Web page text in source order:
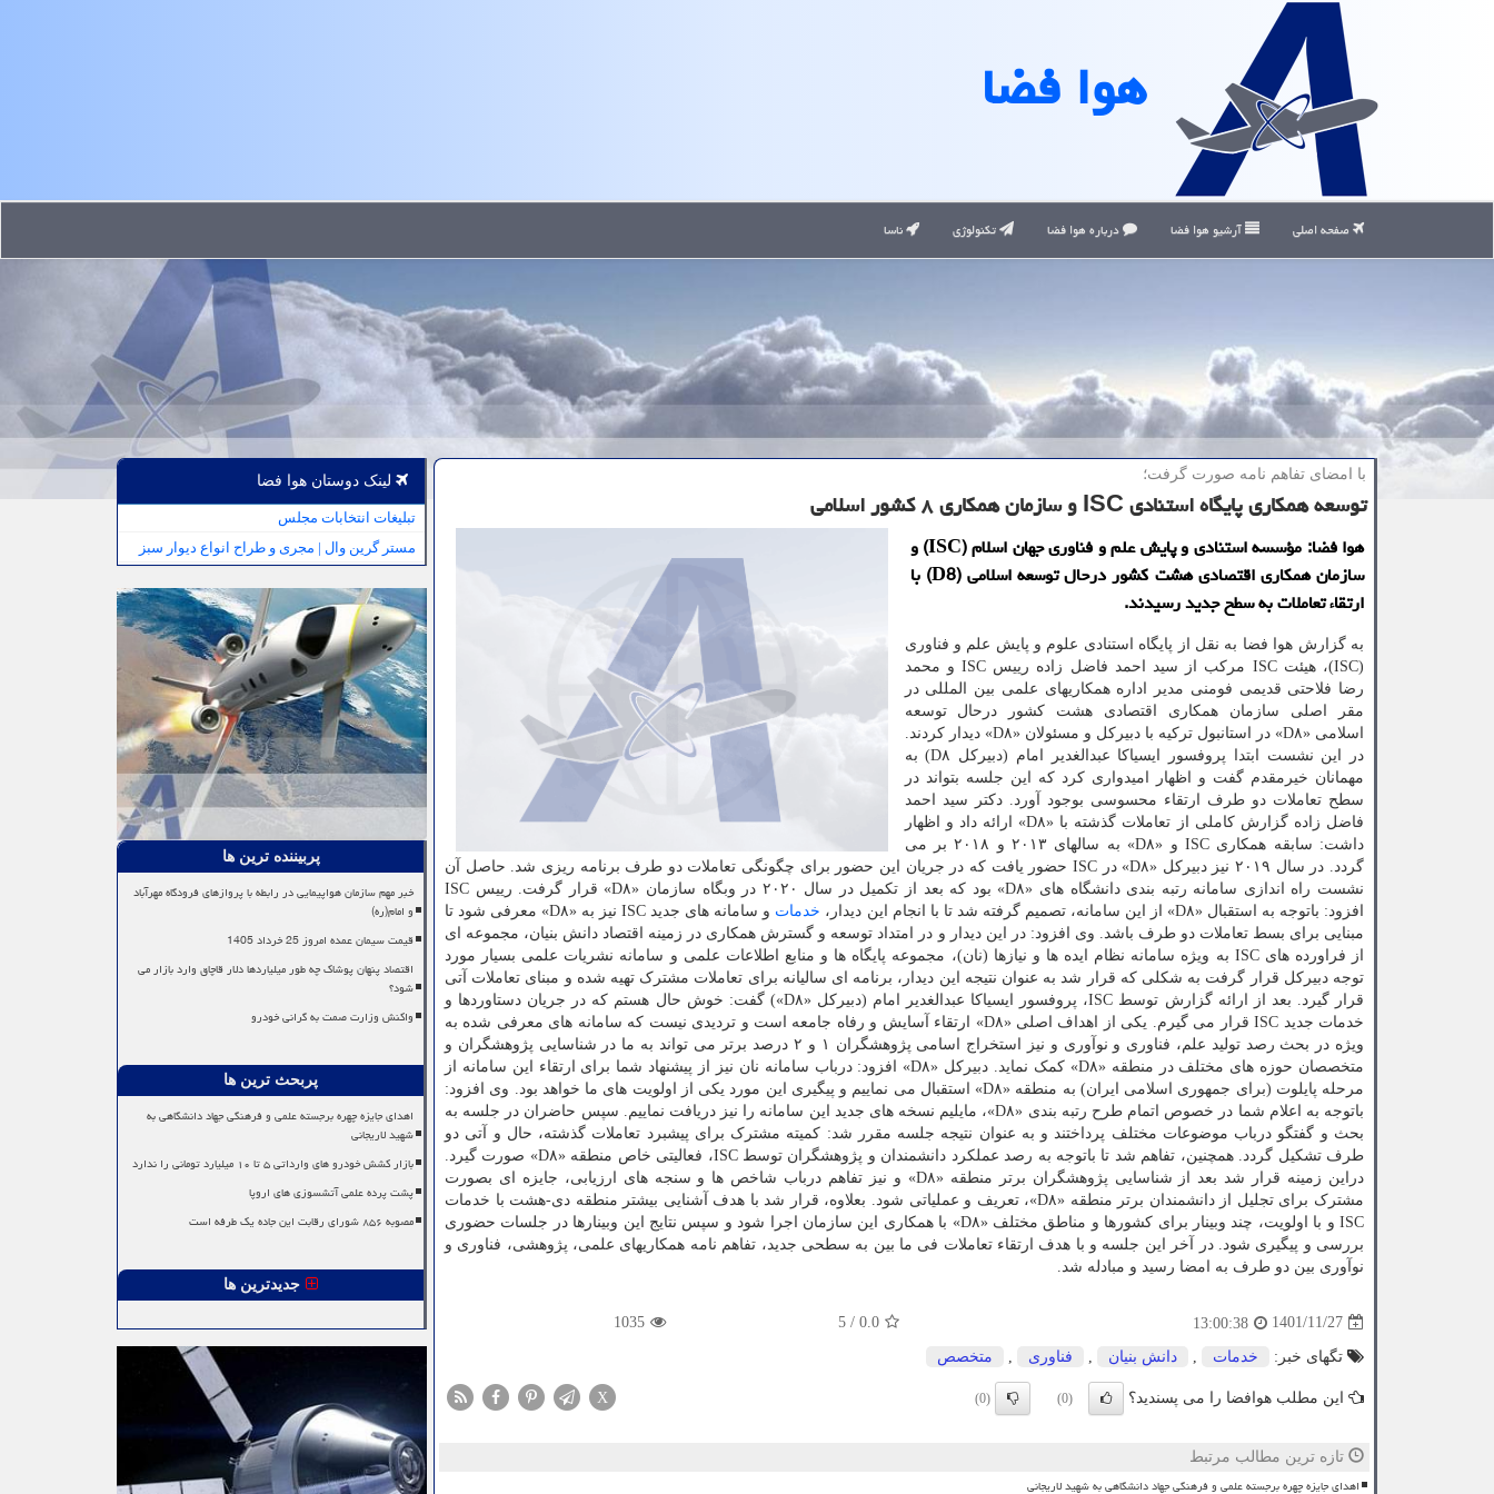
هوا فضا
صفحه اصلی آرشیو هوا فضا درباره هوا فضا تکنولوژی ناسا
با امضای تفاهم نامه صورت گرفت؛
توسعه همکاری پایگاه استنادی ISC و سازمان همکاری ۸ کشور اسلامی
هوا فضا: مؤسسه استنادی و پایش علم و فناوری جهان اسلام (ISC) و
سازمان همکاری اقتصادی هشت کشور درحال توسعه اسلامی (D8) با
ارتقاء تعاملات به سطح جدید رسیدند.
به گزارش هوا فضا به نقل از پایگاه استنادی علوم و پایش علم و فناوری
(ISC)، هیئت ISC مرکب از سید احمد فاضل زاده رییس ISC و محمد
رضا فلاحتی قدیمی فومنی مدیر اداره همکاریهای علمی بین المللی در
مقر اصلی سازمان همکاری اقتصادی هشت کشور درحال توسعه
اسلامی «D۸» در استانبول ترکیه با دبیرکل و مسئولان «D۸» دیدار کردند.
در این نشست ابتدا پروفسور ایسیاکا عبدالغدیر امام (دبیرکل D۸) به
مهمانان خیرمقدم گفت و اظهار امیدواری کرد که این جلسه بتواند در
سطح تعاملات دو طرف ارتقاء محسوسی بوجود آورد. دکتر سید احمد
فاضل زاده گزارش کاملی از تعاملات گذشته با «D۸» ارائه داد و اظهار
داشت: سابقه همکاری ISC و «D۸» به سالهای ۲۰۱۳ و ۲۰۱۸ بر می
گردد. در سال ۲۰۱۹ نیز دبیرکل «D۸» در ISC حضور یافت که در جریان این حضور برای چگونگی تعاملات دو طرف برنامه ریزی شد. حاصل آن
نشست راه اندازی سامانه رتبه بندی دانشگاه های «D۸» بود که بعد از تکمیل در سال ۲۰۲۰ در وبگاه سازمان «D۸» قرار گرفت. رییس ISC
افزود: باتوجه به استقبال «D۸» از این سامانه، تصمیم گرفته شد تا با انجام این دیدار،
خدمات
و سامانه های جدید ISC نیز به «D۸» معرفی شود تا
مبنایی برای بسط تعاملات دو طرف باشد. وی افزود: در این دیدار و در امتداد توسعه و گسترش همکاری در زمینه اقتصاد دانش بنیان، مجموعه ای
از فراورده های ISC به ویژه سامانه نظام ایده ها و نیازها (نان)، مجموعه پایگاه ها و منابع اطلاعات علمی و سامانه نشریات علمی بسیار مورد
توجه دبیرکل قرار گرفت به شکلی که قرار شد به عنوان نتیجه این دیدار، برنامه ای سالیانه برای تعاملات مشترک تهیه شده و مبنای تعاملات آتی
قرار گیرد. بعد از ارائه گزارش توسط ISC، پروفسور ایسیاکا عبدالغدیر امام (دبیرکل «D۸») گفت: خوش حال هستم که در جریان دستاوردها و
خدمات جدید ISC قرار می گیرم. یکی از اهداف اصلی «D۸» ارتقاء آسایش و رفاه جامعه است و تردیدی نیست که سامانه های معرفی شده به
ویژه در بحث رصد تولید علم، فناوری و نوآوری و نیز استخراج اسامی پژوهشگران ۱ و ۲ درصد برتر می تواند به ما در شناسایی پژوهشگران و
متخصصان حوزه های مختلف در منطقه «D۸» کمک نماید. دبیرکل «D۸» افزود: درباب سامانه نان نیز از پیشنهاد شما برای ارتقاء این سامانه از
مرحله پایلوت (برای جمهوری اسلامی ایران) به منطقه «D۸» استقبال می نماییم و پیگیری این مورد یکی از اولویت های ما خواهد بود. وی افزود:
باتوجه به اعلام شما در خصوص اتمام طرح رتبه بندی «D۸»، مایلیم نسخه های جدید این سامانه را نیز دریافت نماییم. سپس حاضران در جلسه به
بحث و گفتگو درباب موضوعات مختلف پرداختند و به عنوان نتیجه جلسه مقرر شد: کمیته مشترک برای پیشبرد تعاملات گذشته، حال و آتی دو
طرف تشکیل گردد. همچنین، تفاهم شد تا باتوجه به رصد عملکرد دانشمندان و پژوهشگران توسط ISC، فعالیتی خاص منطقه «D۸» صورت گیرد.
دراین زمینه قرار شد بعد از شناسایی پژوهشگران برتر منطقه «D۸» و نیز تفاهم درباب شاخص ها و سنجه های ارزیابی، جایزه ای بصورت
مشترک برای تجلیل از دانشمندان برتر منطقه «D۸»، تعریف و عملیاتی شود. بعلاوه، قرار شد با هدف آشنایی بیشتر منطقه دی-هشت با خدمات
ISC و با اولویت، چند وبینار برای کشورها و مناطق مختلف «D۸» با همکاری این سازمان اجرا شود و سپس نتایج این وبینارها در جلسات حضوری
بررسی و پیگیری شود. در آخر این جلسه و با هدف ارتقاء تعاملات فی ما بین به سطحی جدید، تفاهم نامه همکاریهای علمی، پژوهشی، فناوری و
نوآوری بین دو طرف به امضا رسید و مبادله شد.
1401/11/27
13:00:38
0.0
/
5
1035
تگهای خبر: خدمات دانش بنیان فناوری متخصص
این مطلب هوافضا را می پسندید؟ (0)
(0)
X
تازه ترین مطالب مرتبط
اهدای جایزه چهره برجسته علمی و فرهنگی جهاد دانشگاهی به شهید لاریجانی
لینک دوستان هوا فضا
تبلیغات انتخابات مجلس
مستر گرین وال | مجری و طراح انواع دیوار سبز
پربیننده ترین ها
خبر مهم سازمان هواپیمایی در رابطه با پروازهای فرودگاه مهرآباد
و امام(ره)
قیمت سیمان عمده امروز 25 خرداد 1405
اقتصاد پنهان پوشاک چه طور میلیاردها دلار قاچاق وارد بازار می
شود؟
واکنش وزارت صمت به گرانی خودرو
پربحث ترین ها
اهدای جایزه چهره برجسته علمی و فرهنگی جهاد دانشگاهی به
شهید لاریجانی
بازار کشش خودرو های وارداتی ۵ تا ۱۰ میلیارد تومانی را ندارد
پشت پرده علمی آتشسوزی های اروپا
مصوبه ۸۵۶ شورای رقابت این جاده یک طرفه است
جدیدترین ها